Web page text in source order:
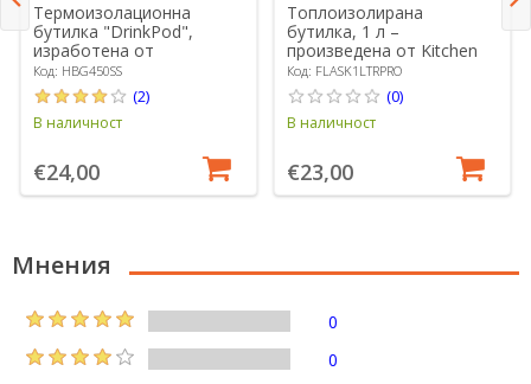
Термоизолационна
бутилка "DrinkPod",
изработена от
неръждаема стомана,
0,45 L, Цвят сребро -
Grunwerg
Код: HBG450SS
(2)
В наличност
€24,00
Топлоизолирана
бутилка, 1 л –
произведена от Kitchen
Craft
Код: FLASK1LTRPRO
(0)
В наличност
€23,00
Мнения
0
0